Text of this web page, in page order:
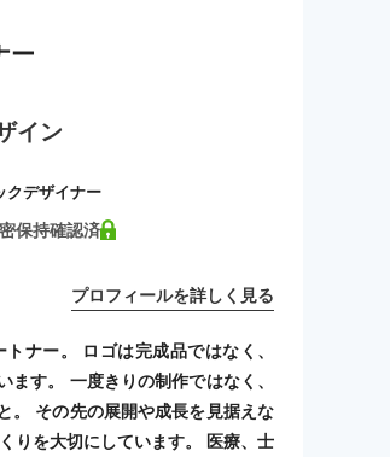
ー
イン
クデザイナー
保持確認済
プロフィールを詳しく見る
ナー。 ロゴは完成品ではなく、
す。 一度きりの制作ではなく、
。 その先の展開や成長を見据えな
りを大切にしています。 医療、士